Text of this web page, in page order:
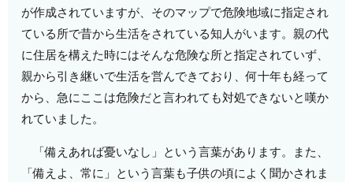
が作成されていますが、そのマップで危険地域に指定され
ている所で昔から生活をされている知人がいます。親の代
に住居を構えた時にはそんな危険な所と指定されていず、
親から引き継いで生活を営んできており、何十年も経って
から、急にここは危険だと言われても対処できないと嘆か
れていました。
「備えあれば憂いなし」という言葉があります。また、
「備えよ、常に」という言葉も子供の頃によく聞かされま